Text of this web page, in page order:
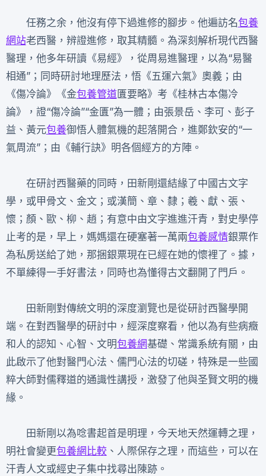
任務之余，他沒有停下過進修的腳步。他遍訪名包養
網站老西醫，辨證進修，取其精髓。為深刻解析現代西醫
醫理，他多年研讀《易經》，從周易進醫理，以為“易醫
相通”；同時研討地理歷法，悟《五運六氣》奧義；由
《傷冷論》《金包養管道 匱要略》考《桂林古本傷冷
論》，證“傷冷論”“金匱”為一體；由張景岳、李可、彭子
益、黃元包養御悟人體氣機的起落開合，進鄭欽安的“一
氣周流”；由《輔行訣》明各個經方的方陣。
在研討西醫藥的同時，田新剛還結緣了中國古文字
學，或甲骨文、金文；或漢簡、章、隸；羲、獻、張、
懷；顏、歐、柳、趙；有意中由文字進進汗青，對史學停
止考的是，早上，媽媽還在硬塞著一萬兩包養感情銀票作
為私房送給了她，那捆銀票現在已經在她的懷裡了。據，
不單練得一手好書法，同時也為懂得古文翻開了門戶。
田新剛對傳統文明的深度瀏覽也是從研討西醫學開
端。在對西醫學的研討中，經深度察看，他以為有些病癥
和人的認知、心智、文明包養網基礎、常識系統有關，由
此啟示了他對醫門心法、儒門心法的切磋，特殊是一些國
粹大師對儒釋道的通識性講授，激發了他與圣賢文明的機
緣。
田新剛以為唸書起首是明理，今天地天然運轉之理，
明社會變更包養網比較、人際保存之理，而這些，可以在
汗青人文或經史子集中找尋出陳跡。